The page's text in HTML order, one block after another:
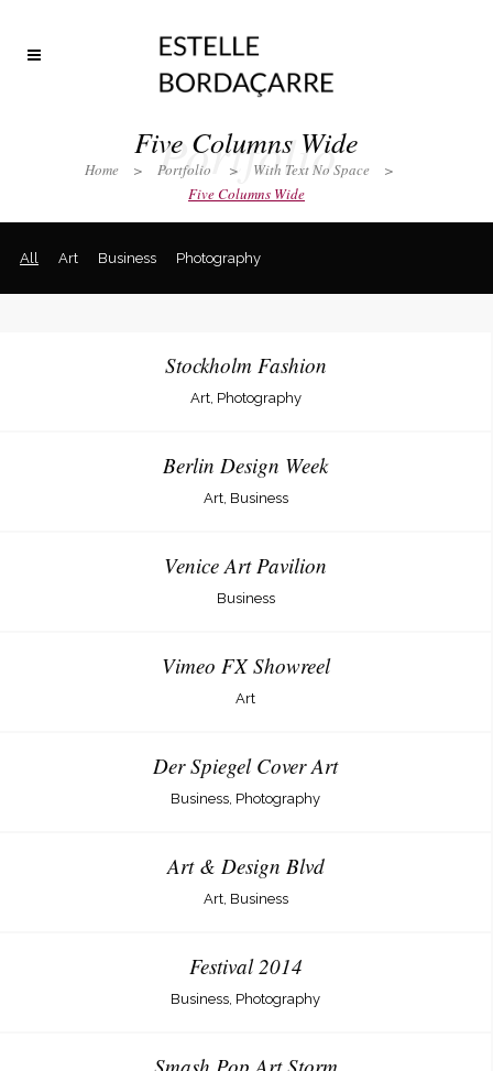
Portfolio
Five Columns Wide
Home > Portfolio > With Text No Space
>
Five Columns Wide
All Art Business Photography
Stockholm Fashion
Art, Photography
Berlin Design Week
Art, Business
Venice Art Pavilion
Business
Vimeo FX Showreel
Art
Der Spiegel Cover Art
Business, Photography
Art & Design Blvd
Art, Business
Festival 2014
Business, Photography